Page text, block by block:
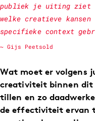
publiek je uiting ziet
welke creatieve
specifieke context
~ Gijs Peetsold
Wat moet er volgens
creativiteit binnen dit
tillen en zo
de effectiviteit ervan